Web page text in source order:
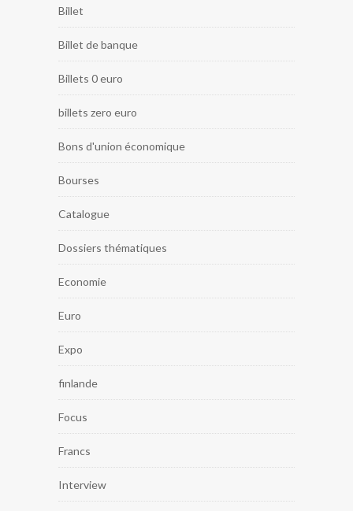
Billet
Billet de banque
Billets 0 euro
billets zero euro
Bons d'union économique
Bourses
Catalogue
Dossiers thématiques
Economie
Euro
Expo
finlande
Focus
Francs
Interview